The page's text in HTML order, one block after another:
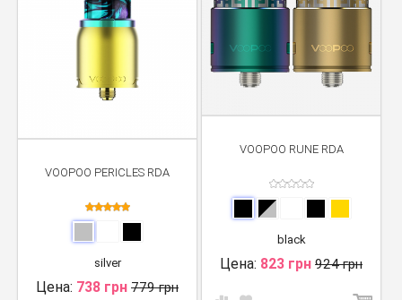
VOOPOO RUNE RDA
black
Цена: 823 грн 924 грн
VOOPOO PERICLES RDA
silver
Цена: 738 грн 779 грн